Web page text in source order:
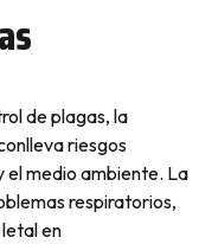
de plagas, la
riesgos
el medio ambiente. La
respiratorios,
en